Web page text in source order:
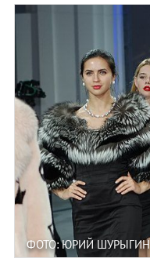
ФОТО: ЮРИЙ ШУРЫГИН